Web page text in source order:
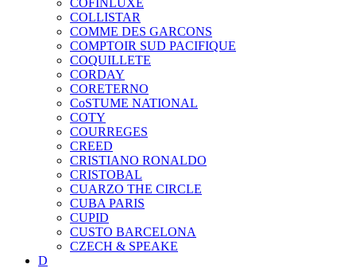
COFINLUXE
COLLISTAR
COMME DES GARCONS
COMPTOIR SUD PACIFIQUE
COQUILLETE
CORDAY
CORETERNO
CoSTUME NATIONAL
COTY
COURREGES
CREED
CRISTIANO RONALDO
CRISTOBAL
CUARZO THE CIRCLE
CUBA PARIS
CUPID
CUSTO BARCELONA
CZECH & SPEAKE
D